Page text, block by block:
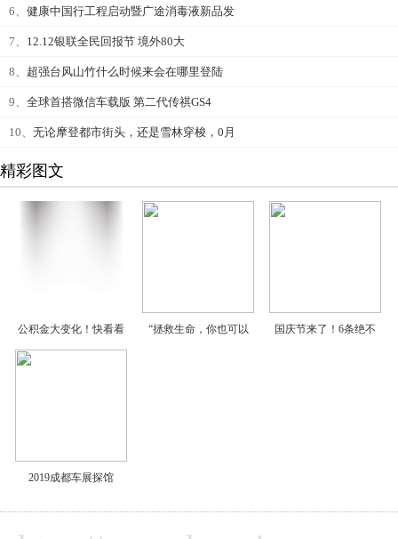
6、 健康中国行工程启动暨广途消毒液新品发
7、 12.12银联全民回报节 境外80大
8、 超强台风山竹什么时候来会在哪里登陆
9、 全球首搭微信车载版 第二代传祺GS4
10、 无论摩登都市街头，还是雪林穿梭，0月
精彩图文
公积金大变化！快看看 “拯救生命，你也可以 国庆节来了！6条绝不
2019成都车展探馆